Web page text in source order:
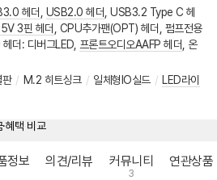
헤더 USB2.0 헤더 USB3.2 Type C 헤
3핀 헤더 CPU추가팬(OPT) 헤더
펌프전용
헤더 : 디버그LED, 프론트오디오AAFP 헤더
온
판 / M.2 히트싱크 / 일체형IO실드 / LED라이
정보 의견/리뷰 커뮤니티
3
연관상품